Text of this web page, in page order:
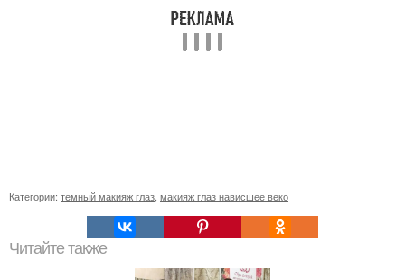
Категории: темный макияж глаз макияж глаз нависшее веко
Читайте также